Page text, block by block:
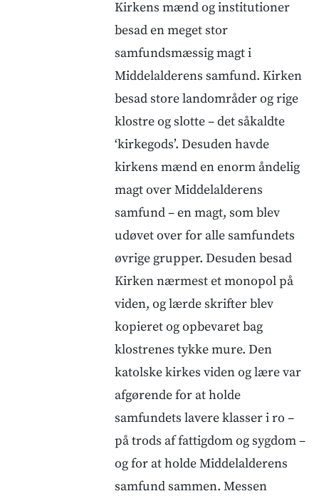
Kirkens mænd og institutioner
besad en meget stor
samfundsmæssig magt i
Middelalderens samfund. Kirken
besad store landområder og rige
klostre og slotte – det såkaldte
‘kirkegods’. Desuden havde
kirkens mænd en enorm åndelig
magt over Middelalderens
samfund – en magt, som blev
udøvet over for alle samfundets
øvrige grupper. Desuden besad
Kirken nærmest et monopol på
viden, og lærde skrifter blev
kopieret og opbevaret bag
klostrenes tykke mure. Den
katolske kirkes viden og lære var
afgørende for at holde
samfundets lavere klasser i ro –
på trods af fattigdom og sygdom –
og for at holde Middelalderens
samfund sammen. Messen